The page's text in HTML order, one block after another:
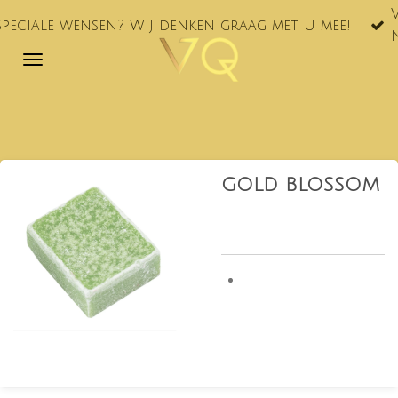
Ga
naar
Wij denken graag met u mee!
VQ® nu ook
GOLD BLOSSOM